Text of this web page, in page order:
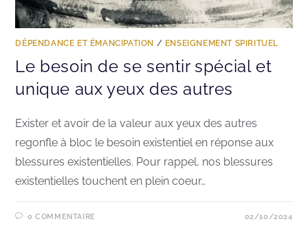
DÉPENDANCE ET ÉMANCIPATION / ENSEIGNEMENT SPIRITUEL
Le besoin de se sentir spécial et
unique aux yeux des autres
Exister et avoir de la valeur aux yeux des autres
regonfle à bloc le besoin existentiel en réponse aux
blessures existentielles. Pour rappel, nos blessures
existentielles touchent en plein coeur…
0 COMMENTAIRE 02/10/2024